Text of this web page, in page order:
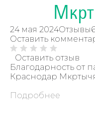
24 мая 2024Отзывы
Оставить
Оставить отзыв
Благодарность от
Краснодар
Подробнее